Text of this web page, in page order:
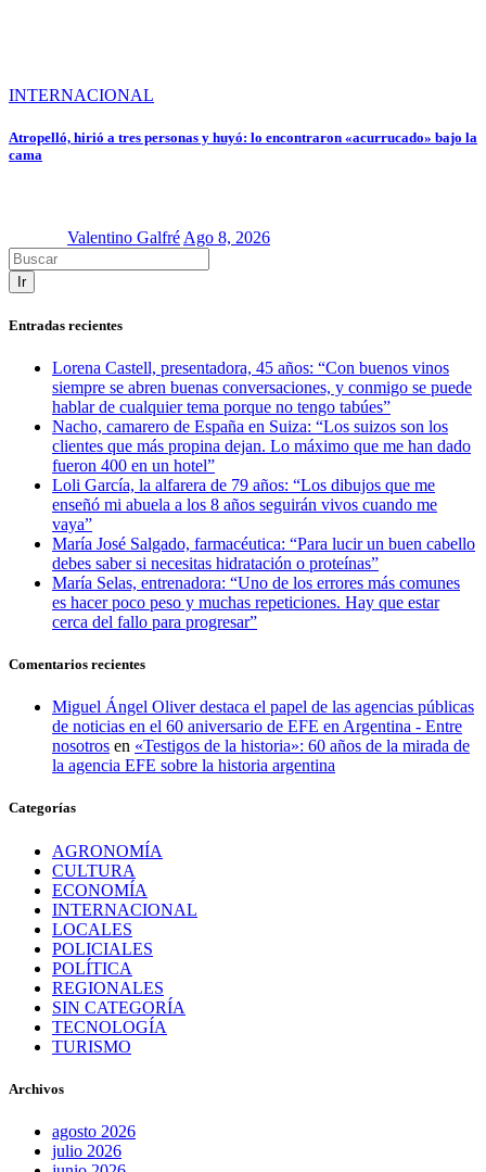
INTERNACIONAL
Atropelló, hirió a tres personas y huyó: lo encontraron «acurrucado» bajo la
cama
Valentino Galfré Ago 8, 2026
Ir
Entradas recientes
Lorena Castell, presentadora, 45 años: “Con buenos vinos
siempre se abren buenas conversaciones, y conmigo se puede
hablar de cualquier tema porque no tengo tabúes”
Nacho, camarero de España en Suiza: “Los suizos son los
clientes que más propina dejan. Lo máximo que me han dado
fueron 400 en un hotel”
Loli García, la alfarera de 79 años: “Los dibujos que me
enseñó mi abuela a los 8 años seguirán vivos cuando me
vaya”
María José Salgado, farmacéutica: “Para lucir un buen cabello
debes saber si necesitas hidratación o proteínas”
María Selas, entrenadora: “Uno de los errores más comunes
es hacer poco peso y muchas repeticiones. Hay que estar
cerca del fallo para progresar”
Comentarios recientes
Miguel Ángel Oliver destaca el papel de las agencias públicas
de noticias en el 60 aniversario de EFE en Argentina - Entre
nosotros en «Testigos de la historia»: 60 años de la mirada de
la agencia EFE sobre la historia argentina
Categorías
AGRONOMÍA
CULTURA
ECONOMÍA
INTERNACIONAL
LOCALES
POLICIALES
POLÍTICA
REGIONALES
SIN CATEGORÍA
TECNOLOGÍA
TURISMO
Archivos
agosto 2026
julio 2026